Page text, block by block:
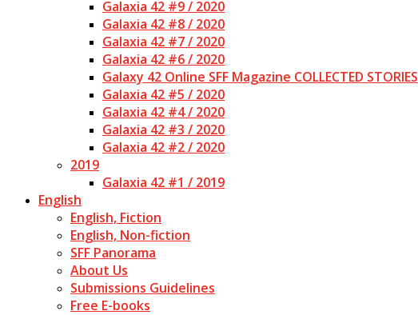
Galaxia 42 #9 / 2020
Galaxia 42 #8 / 2020
Galaxia 42 #7 / 2020
Galaxia 42 #6 / 2020
Galaxy 42 Online SFF Magazine COLLECTED STORIES
Galaxia 42 #5 / 2020
Galaxia 42 #4 / 2020
Galaxia 42 #3 / 2020
Galaxia 42 #2 / 2020
2019
Galaxia 42 #1 / 2019
English
English, Fiction
English, Non-fiction
SFF Panorama
About Us
Submissions Guidelines
Free E-books